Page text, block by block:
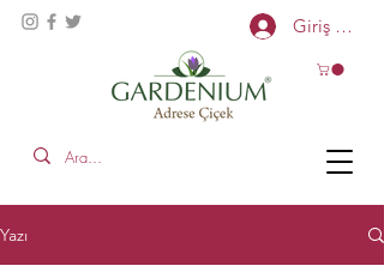
Giriş Yap
Yazı